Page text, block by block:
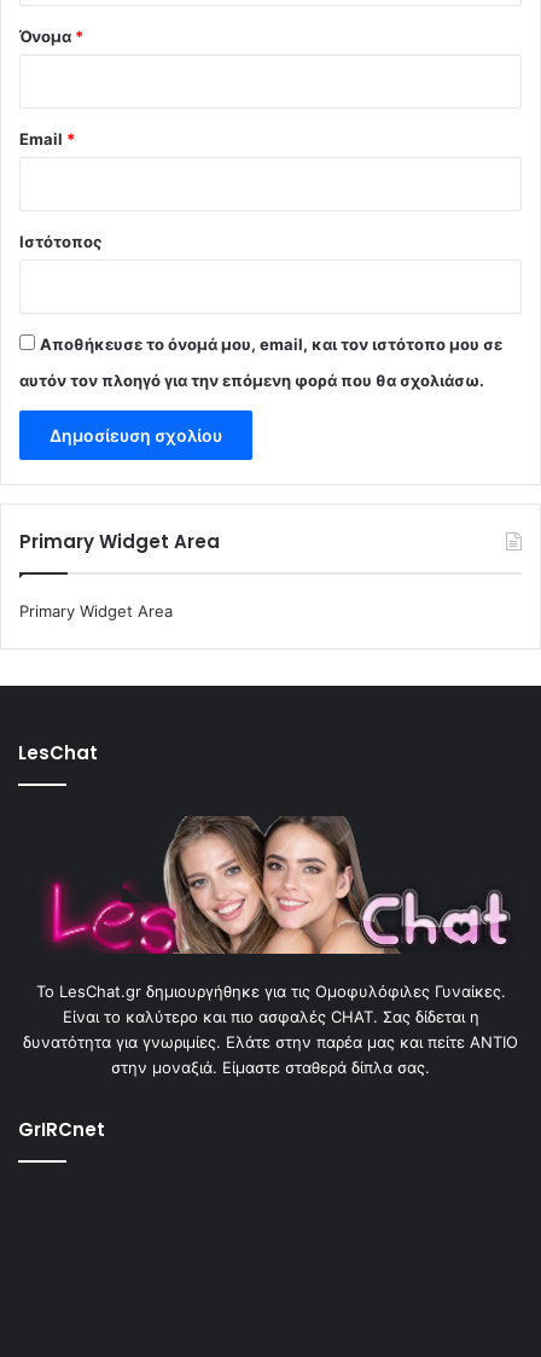
Όνομα *
Email *
Ιστότοπος
Αποθήκευσε το όνομά μου, email, και τον ιστότοπο μου σε
αυτόν τον πλοηγό για την επόμενη φορά που θα σχολιάσω.
Primary Widget Area
Primary Widget Area
LesChat
To LesChat.gr δημιουργήθηκε για τις Ομοφυλόφιλες Γυναίκες.
Είναι το καλύτερο και πιο ασφαλές CHAT. Σας δίδεται η
δυνατότητα για γνωριμίες. Ελάτε στην παρέα μας και πείτε ΑΝΤΙΟ
στην μοναξιά. Είμαστε σταθερά δίπλα σας.
GrIRCnet